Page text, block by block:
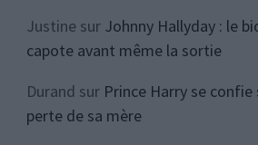
Justinesur Johnny Hallyday : le
capote avant même la sortie
Durand sur Prince Harry se
perte de sa mère